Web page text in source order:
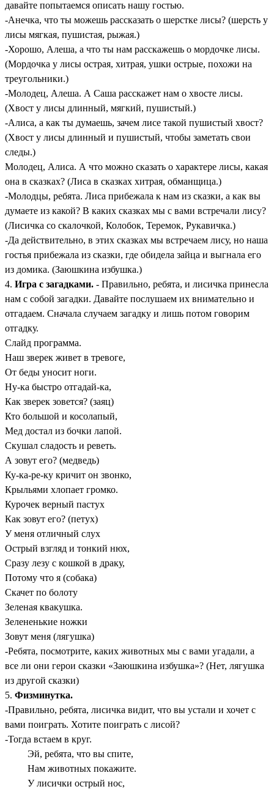
давайте попытаемся описать нашу гостью.
-Анечка, что ты можешь рассказать о шерстке лисы? (шерсть у
лисы мягкая, пушистая, рыжая.)
-Хорошо, Алеша, а что ты нам расскажешь о мордочке лисы.
(Мордочка у лисы острая, хитрая, ушки острые, похожи на
треугольники.)
-Молодец, Алеша. А Саша расскажет нам о хвосте лисы.
(Хвост у лисы длинный, мягкий, пушистый.)
-Алиса, а как ты думаешь, зачем лисе такой пушистый хвост?
(Хвост у лисы длинный и пушистый, чтобы заметать свои
следы.)
Молодец, Алиса. А что можно сказать о характере лисы, какая
она в сказках? (Лиса в сказках хитрая, обманщица.)
-Молодцы, ребята. Лиса прибежала к нам из сказки, а как вы
думаете из какой? В каких сказках мы с вами встречали лису?
(Лисичка со скалочкой, Колобок, Теремок, Рукавичка.)
-Да действительно, в этих сказках мы встречаем лису, но наша
гостья прибежала из сказки, где обидела зайца и выгнала его
из домика. (Заюшкина избушка.)
4. Игра с загадками. - Правильно, ребята, и лисичка принесла
нам с собой загадки. Давайте послушаем их внимательно и
отгадаем. Сначала случаем загадку и лишь потом говорим
отгадку.
Слайд программа.
Наш зверек живет в тревоге,
От беды уносит ноги.
Ну-ка быстро отгадай-ка,
Как зверек зовется? (заяц)
Кто большой и косолапый,
Мед достал из бочки лапой.
Скушал сладость и реветь.
А зовут его? (медведь)
Ку-ка-ре-ку кричит он звонко,
Крыльями хлопает громко.
Курочек верный пастух
Как зовут его? (петух)
У меня отличный слух
Острый взгляд и тонкий нюх,
Сразу лезу с кошкой в драку,
Потому что я (собака)
Скачет по болоту
Зеленая квакушка.
Зелененькие ножки
Зовут меня (лягушка)
-Ребята, посмотрите, каких животных мы с вами угадали, а
все ли они герои сказки «Заюшкина избушка»? (Нет, лягушка
из другой сказки)
5. Физминутка.
-Правильно, ребята, лисичка видит, что вы устали и хочет с
вами поиграть. Хотите поиграть с лисой?
-Тогда встаем в круг.
Эй, ребята, что вы спите,
Нам животных покажите.
У лисички острый нос,